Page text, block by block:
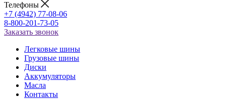
Телефоны
+7 (4942) 77-08-06
8-800-201-73-05
Заказать звонок
Легковые шины
Грузовые шины
Диски
Аккумуляторы
Масла
Контакты